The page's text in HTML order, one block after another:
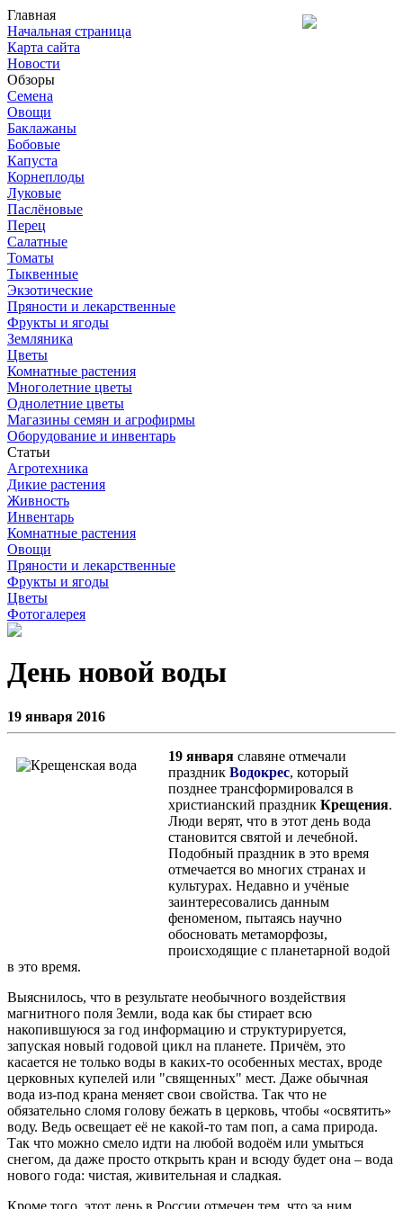
Главная
Начальная страница
Карта сайта
Новости
Обзоры
Семена
Овощи
Баклажаны
Бобовые
Капуста
Корнеплоды
Луковые
Паслёновые
Перец
Салатные
Томаты
Тыквенные
Экзотические
Пряности и лекарственные
Фрукты и ягоды
Земляника
Цветы
Комнатные растения
Многолетние цветы
Однолетние цветы
Магазины семян и агрофирмы
Оборудование и инвентарь
Статьи
Агротехника
Дикие растения
Живность
Инвентарь
Комнатные растения
Овощи
Пряности и лекарственные
Фрукты и ягоды
Цветы
Фотогалерея
День новой воды
19 января 2016
19 января славяне отмечали
праздник Водокрес, который
позднее трансформировался в
христианский праздник Крещения.
Люди верят, что в этот день вода
становится святой и лечебной.
Подобный праздник в это время
отмечается во многих странах и
культурах. Недавно и учёные
заинтересовались данным
феноменом, пытаясь научно
обосновать метаморфозы,
происходящие с планетарной водой
в это время.
Выяснилось, что в результате необычного воздействия
магнитного поля Земли, вода как бы стирает всю
накопившуюся за год информацию и структурируется,
запуская новый годовой цикл на планете. Причём, это
касается не только воды в каких-то особенных местах, вроде
церковных купелей или "священных" мест. Даже обычная
вода из-под крана меняет свои свойства. Так что не
обязательно сломя голову бежать в церковь, чтобы «освятить»
воду. Ведь освещает её не какой-то там поп, а сама природа.
Так что можно смело идти на любой водоём или умыться
снегом, да даже просто открыть кран и всюду будет она – вода
нового года: чистая, живительная и сладкая.
Кроме того, этот день в России отмечен тем, что за ним